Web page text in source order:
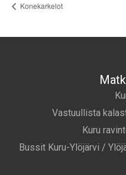
Konekarkelot
Vastuullista
Kuru
Bussit Kuru-Ylöjärvi /